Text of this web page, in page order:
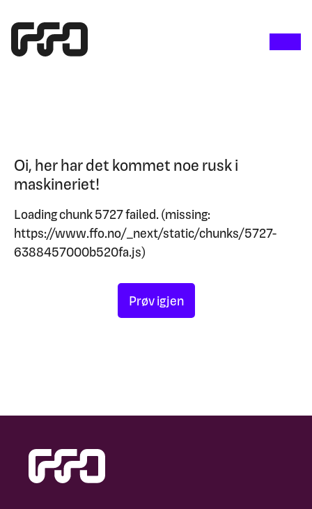
Oi, her har det kommet noe rusk i
maskineriet!
Loading chunk 5727 failed. (missing:
https://www.ffo.no/_next/static/chunks/5727-
6388457000b520fa.js)
Prøv igjen